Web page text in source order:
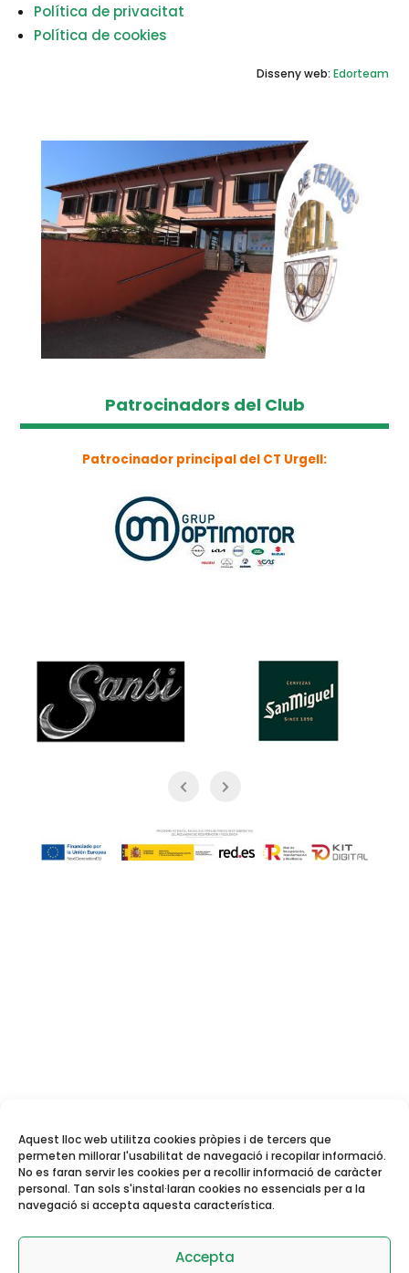
Aquest lloc web utilitza cookies pròpies i de tercers que
permeten millorar l'usabilitat de navegació i recopilar informació.
No es faran servir les cookies per a recollir informació de caràcter
personal. Tan sols s'instal·laran cookies no essencials per a la
navegació si accepta aquesta característica.
Accepta
Política de privacitat
Política de cookies
Disseny web: Edorteam
Patrocinadors del Club
Patrocinador principal del CT Urgell:
activitats dirigides